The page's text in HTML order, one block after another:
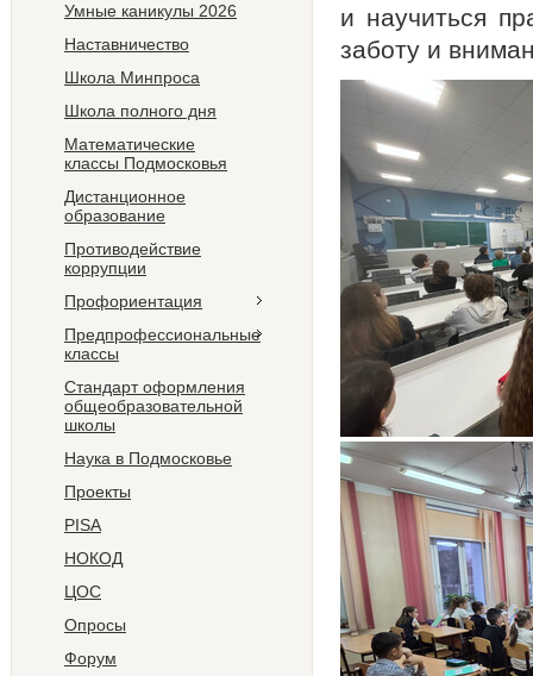
Умные каникулы 2026
Наставничество
Школа Минпроса
Школа полного дня
Математические
классы Подмосковья
Дистанционное
образование
Противодействие
коррупции
Профориентация
Предпрофессиональные
классы
Стандарт оформления
общеобразовательной
школы
Наука в Подмосковье
Проекты
PISA
НОКОД
ЦОС
Опросы
Форум
и научиться
заботу и